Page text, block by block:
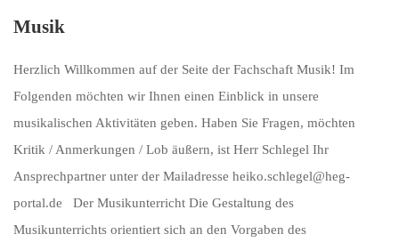
Musik
Herzlich Willkommen auf der Seite der Fachschaft Musik! Im
Folgenden möchten wir Ihnen einen Einblick in unsere
musikalischen Aktivitäten geben. Haben Sie Fragen, möchten
Kritik / Anmerkungen / Lob äußern, ist Herr Schlegel Ihr
Ansprechpartner unter der Mailadresse heiko.schlegel@heg-
portal.de Der Musikunterricht Die Gestaltung des
Musikunterrichts orientiert sich an den Vorgaben des